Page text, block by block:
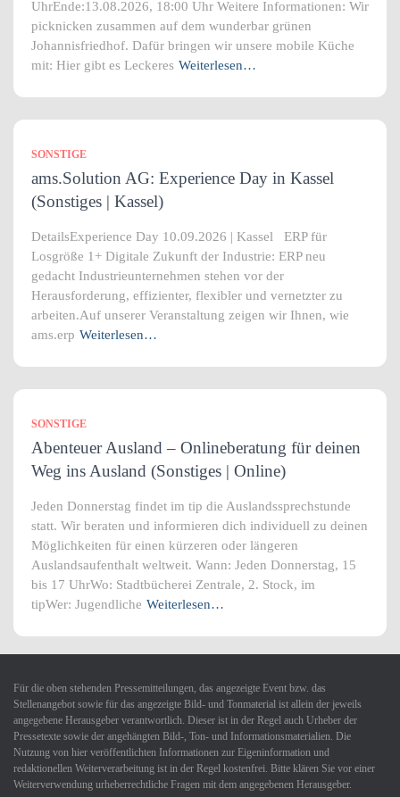
UhrEnde:13.08.2026, 18:00 Uhr Weitere Informationen: Wir
picknicken zusammen auf dem wunderbar grünen
Johannisfriedhof. Dafür bringen wir unsere mobile Küche
mit: Hier gibt es Leckeres Weiterlesen…
SONSTIGE
ams.Solution AG: Experience Day in Kassel
(Sonstiges | Kassel)
DetailsExperience Day 10.09.2026 | Kassel ERP für
Losgröße 1+ Digitale Zukunft der Industrie: ERP neu
gedacht Industrieunternehmen stehen vor der
Herausforderung, effizienter, flexibler und vernetzter zu
arbeiten.Auf unserer Veranstaltung zeigen wir Ihnen, wie
ams.erp Weiterlesen…
SONSTIGE
Abenteuer Ausland – Onlineberatung für deinen
Weg ins Ausland (Sonstiges | Online)
Jeden Donnerstag findet im tip die Auslandssprechstunde
statt. Wir beraten und informieren dich individuell zu deinen
Möglichkeiten für einen kürzeren oder längeren
Auslandsaufenthalt weltweit. Wann: Jeden Donnerstag, 15
bis 17 UhrWo: Stadtbücherei Zentrale, 2. Stock, im
tipWer: Jugendliche Weiterlesen…
Für die oben stehenden Pressemitteilungen, das angezeigte Event bzw. das
Stellenangebot sowie für das angezeigte Bild- und Tonmaterial ist allein der jeweils
angegebene Herausgeber verantwortlich. Dieser ist in der Regel auch Urheber der
Pressetexte sowie der angehängten Bild-, Ton- und Informationsmaterialien. Die
Nutzung von hier veröffentlichten Informationen zur Eigeninformation und
redaktionellen Weiterverarbeitung ist in der Regel kostenfrei. Bitte klären Sie vor einer
Weiterverwendung urheberrechtliche Fragen mit dem angegebenen Herausgeber.